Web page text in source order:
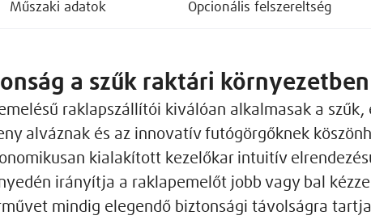
Műszaki adatok Opcionális felszereltség
a szűk raktári környezetben
emelésű raklapszállítói kiválóan alkalmasak a
alváznak és az innovatív futógörgőknek
kialakított kezelőkar intuitív
irányítja a raklapemelőt jobb vagy bal
mindig elegendő biztonsági távolságra